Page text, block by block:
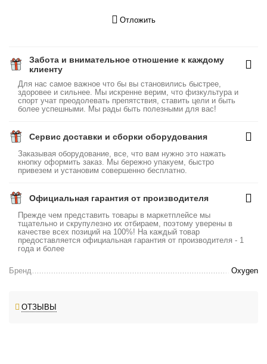
Отложить
Забота и внимательное отношение к каждому
клиенту
Для нас самое важное что бы вы становились быстрее,
здоровее и сильнее. Мы искренне верим, что физкультура и
спорт учат преодолевать препятствия, ставить цели и быть
более успешными. Мы рады быть полезными для вас!
Сервис доставки и сборки оборудования
Заказывая оборудование, все, что вам нужно это нажать
кнопку оформить заказ. Мы бережно упакуем, быстро
привезем и установим совершенно бесплатно.
Официальная гарантия от производителя
Прежде чем представить товары в маркетплейсе мы
тщательно и скрупулезно их отбираем, поэтому уверены в
качестве всех позиций на 100%! На каждый товар
предоставляется официальная гарантия от производителя - 1
года и более
Бренд Oxygen
ОТЗЫВЫ